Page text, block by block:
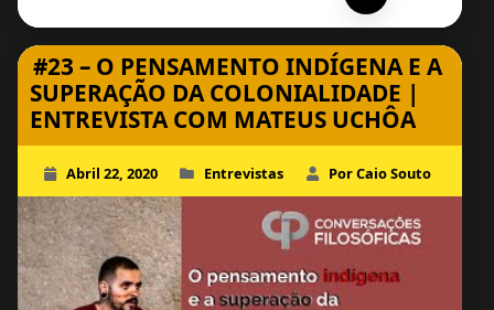
#23 – O PENSAMENTO INDÍGENA E A
SUPERAÇÃO DA COLONIALIDADE |
ENTREVISTA COM MATEUS UCHÔA
Abril 22, 2020 Entrevistas Por Caio Souto